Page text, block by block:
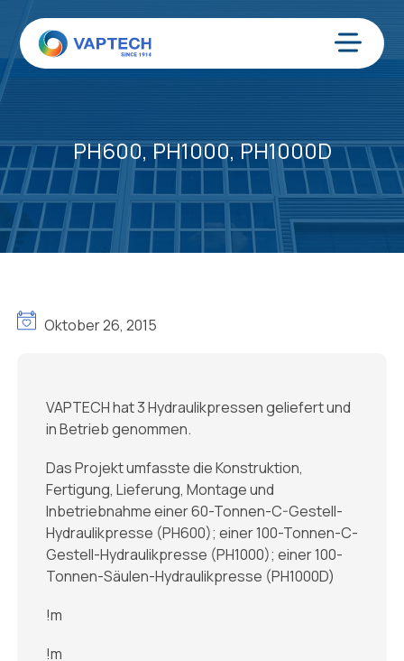
Inhalt
springen
Menü
PH600, PH1000, PH1000D
Oktober 26, 2015
VAPTECH hat 3 Hydraulikpressen geliefert und
in Betrieb genommen.
Das Projekt umfasste die Konstruktion,
Fertigung, Lieferung, Montage und
Inbetriebnahme einer 60-Tonnen-C-Gestell-
Hydraulikpresse (PH600); einer 100-Tonnen-C-
Gestell-Hydraulikpresse (PH1000); einer 100-
Tonnen-Säulen-Hydraulikpresse (PH1000D)
!m
!m